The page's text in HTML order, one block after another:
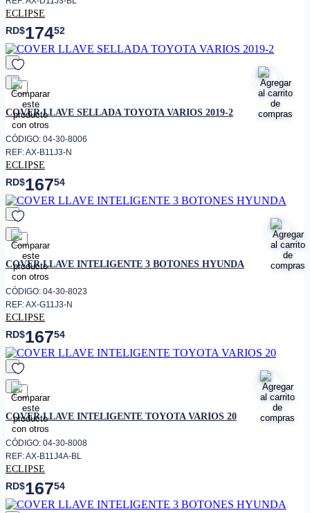
ECLIPSE
RD$17452
favorito
COVER LLAVE SELLADA TOYOTA VARIOS 2019-2
CÓDIGO: 04-30-8006
REF: AX-B11J3-N
ECLIPSE
RD$16754
favorito
COVER LLAVE INTELIGENTE 3 BOTONES HYUNDA
CÓDIGO: 04-30-8023
REF: AX-G11J3-N
ECLIPSE
RD$16754
favorito
COVER LLAVE INTELIGENTE TOYOTA VARIOS 20
CÓDIGO: 04-30-8008
REF: AX-B11J4A-BL
ECLIPSE
RD$16754